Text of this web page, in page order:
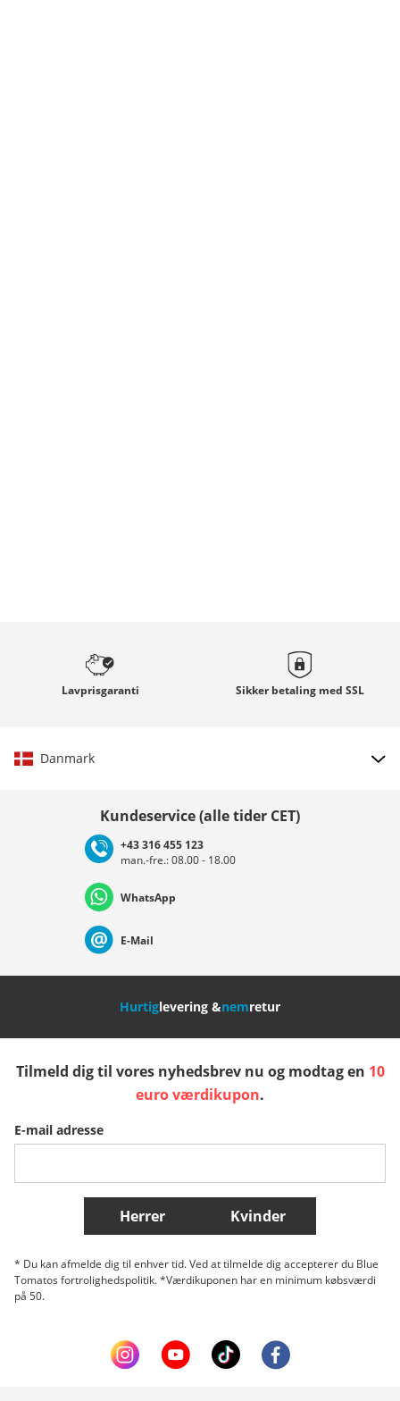
Lavprisgaranti Sikker betaling med SSL
Danmark
Deutschland Österreich
Nederland Italia (Italiano) Italien (Deutsch)
Slovenija
Belgique (Français) Danmark Norge
Flere lande
Kundeservice (alle tider CET)
+43 316 455 123
man.-fre.: 08.00 - 18.00
WhatsApp
E-Mail
Hurtiglevering &nemretur
Tilmeld dig til vores nyhedsbrev nu og modtag en 10
euro værdikupon.
E-mail adresse
Herrer Kvinder
* Du kan afmelde dig til enhver tid. Ved at tilmelde dig accepterer du Blue
Tomatos fortrolighedspolitik. *Værdikuponen har en minimum købsværdi
på 50.